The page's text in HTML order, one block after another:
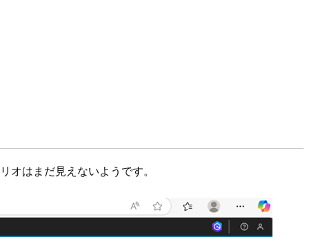
はまだ見えないようです。